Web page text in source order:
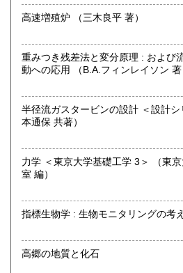
書籍の買取について
自然科学等の学術書・専門書・その
電話・FAX・メール等でお気軽にご
出張買取・配送料着払い(当店の支
※お送り頂く場合は必ず事前にご連
取り扱い分野
【地球科学(地質・鉱物)・天文学・
自然科学】
高速増殖炉 （三木良平 著）
重みつき残差法と変分原理 : および
動への応用 （B.A.フィンレイソン 著 ; 鷲津久一郎, 山本善之,
半径流ガスタービンの設計 ＜設計シリーズ 9
本通保 共著）
力学 ＜東京大学基礎工学 3＞ （東京大学工学部応用物理学教
室 編）
高郷の地質と化石